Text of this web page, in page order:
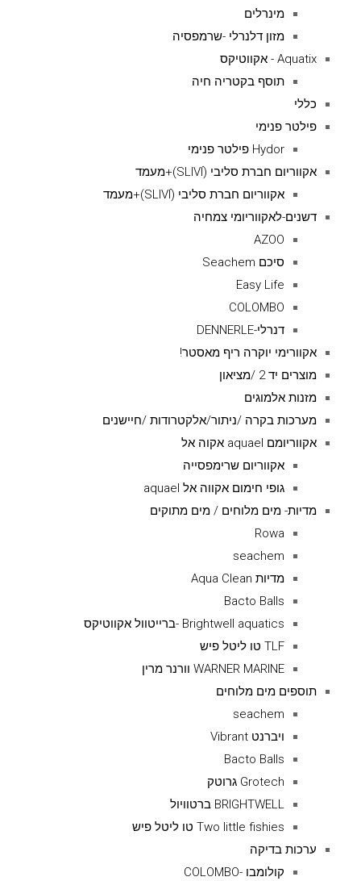
מינרלים
מזון דלנרלי -שרמפסיה
Aquatix - אקווטיקס
תוסף בקטריה חיה
כללי
פילטר פנימי
Hydor פילטר פנימי
אקווריום חברת סליבי (SLIVIׂׂ)+מעמד
אקווריום חברת סליבי (SLIVIׂׂ)+מעמד
דשנים-לאקווריומי צמחיה
AZOO
סיכם Seachem
Easy Life
COLOMBO
דנרלי-DENNERLE
אקוורימי יוקרה ריף מאסטר!
מוצרים יד 2 /מציאון
מזנות אלמוגים
מערכות בקרה /ניתור/אלקטרודות /חיישנים
אקווריומם aquael אקוה אל
אקווריום שרימפסייה
גופי חימום אקווה אל aquael
מדיות- מים מלוחים / מים מתוקים
Rowa
seachem
מדיות Aqua Clean
Bacto Balls
Brightwell aquatics -ברייטוול אקווטיקס
TLF טו ליטל פיש
WARNER MARINE וורנר מרין
תוספים מים מלוחים
seachem
ויברנט Vibrant
Bacto Balls
Grotech גרוטק
BRIGHTWELL ברטוויול
Two little fishies טו ליטל פיש
ערכות בדיקה
קולומבו -COLOMBO